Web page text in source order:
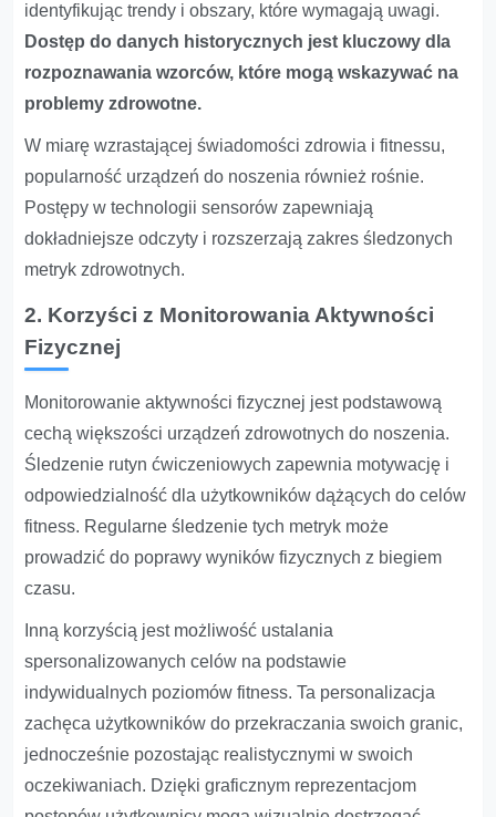
identyfikując trendy i obszary, które wymagają uwagi.
Dostęp do danych historycznych jest kluczowy dla
rozpoznawania wzorców, które mogą wskazywać na
problemy zdrowotne.
W miarę wzrastającej świadomości zdrowia i fitnessu,
popularność urządzeń do noszenia również rośnie.
Postępy w technologii sensorów zapewniają
dokładniejsze odczyty i rozszerzają zakres śledzonych
metryk zdrowotnych.
2. Korzyści z Monitorowania Aktywności
Fizycznej
Monitorowanie aktywności fizycznej jest podstawową
cechą większości urządzeń zdrowotnych do noszenia.
Śledzenie rutyn ćwiczeniowych zapewnia motywację i
odpowiedzialność dla użytkowników dążących do celów
fitness. Regularne śledzenie tych metryk może
prowadzić do poprawy wyników fizycznych z biegiem
czasu.
Inną korzyścią jest możliwość ustalania
spersonalizowanych celów na podstawie
indywidualnych poziomów fitness. Ta personalizacja
zachęca użytkowników do przekraczania swoich granic,
jednocześnie pozostając realistycznymi w swoich
oczekiwaniach. Dzięki graficznym reprezentacjom